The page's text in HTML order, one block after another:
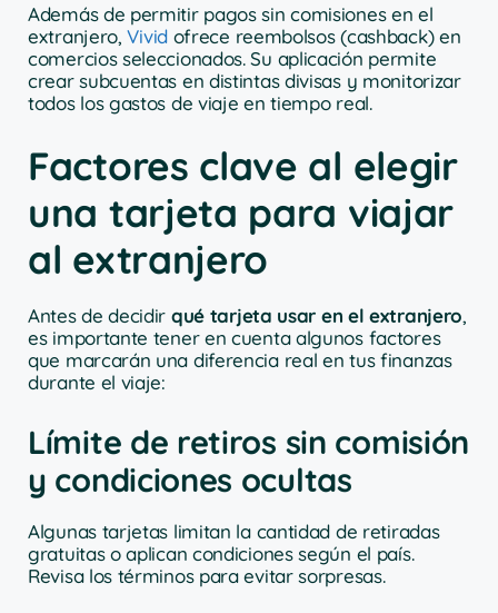
Además de permitir pagos sin comisiones en el
extranjero,Vividofrece reembolsos (cashback) en
comercios seleccionados. Su aplicación permite
crear subcuentas en distintas divisas y monitorizar
todos los gastos de viaje en tiempo real.
Factores clave al elegir
una tarjeta para viajar
al extranjero
Antes de decidir qué tarjeta usar en el extranjero,
es importante tener en cuenta algunos factores
que marcarán una diferencia real en tus finanzas
durante el viaje:
Límite de retiros sin comisión
y condiciones ocultas
Algunas tarjetas limitan la cantidad de retiradas
gratuitas o aplican condiciones según el país.
Revisa los términos para evitar sorpresas.